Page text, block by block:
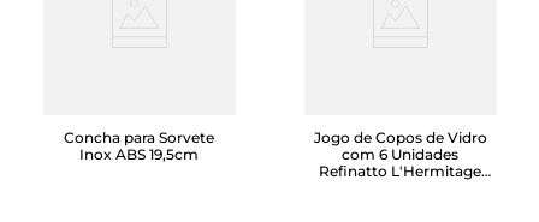
Concha para Sorvete
Inox ABS 19,5cm
Jogo de Copos de Vidro
com 6 Unidades
Refinatto L'Hermitage